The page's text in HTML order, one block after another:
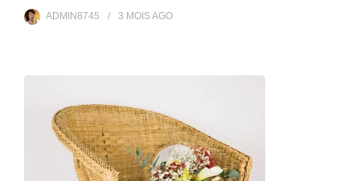
ADMIN8745 3 MOISAGO